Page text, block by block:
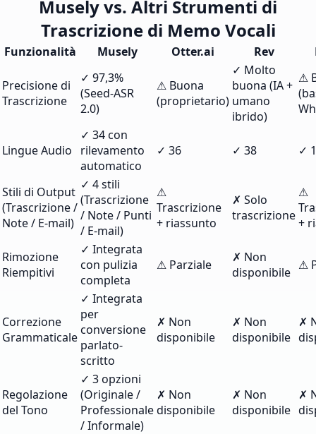
Musely vs. Altri Strumenti di
Trascrizione di Memo Vocali
Funzionalità Musely Otter.ai Rev
Precisione di
Trascrizione
✓ 97,3%
(Seed-ASR
2.0)
⚠ Buona
(proprietario)
✓ Molto
buona (IA +
umano
ibrido)
⚠
Lingue Audio
✓ 34 con
rilevamento
automatico
✓ 36 ✓ 38 ✓
Stili di Output
(Trascrizione /
Note / E-mail)
✓ 4 stili
(Trascrizione
/ Note / Punti
/ E-mail)
⚠
Trascrizione
+ riassunto
✗ Solo
trascrizione
⚠
+
Rimozione
Riempitivi
✓ Integrata
con pulizia
completa
⚠ Parziale
✗ Non
disponibile ⚠
Correzione
Grammaticale
✓ Integrata
per
conversione
parlato-
scritto
✗ Non
disponibile
✗ Non
disponibile
✗
Regolazione
del Tono
✓ 3 opzioni
(Originale /
Professionale
/ Informale)
✗ Non
disponibile
✗ Non
disponibile
✗